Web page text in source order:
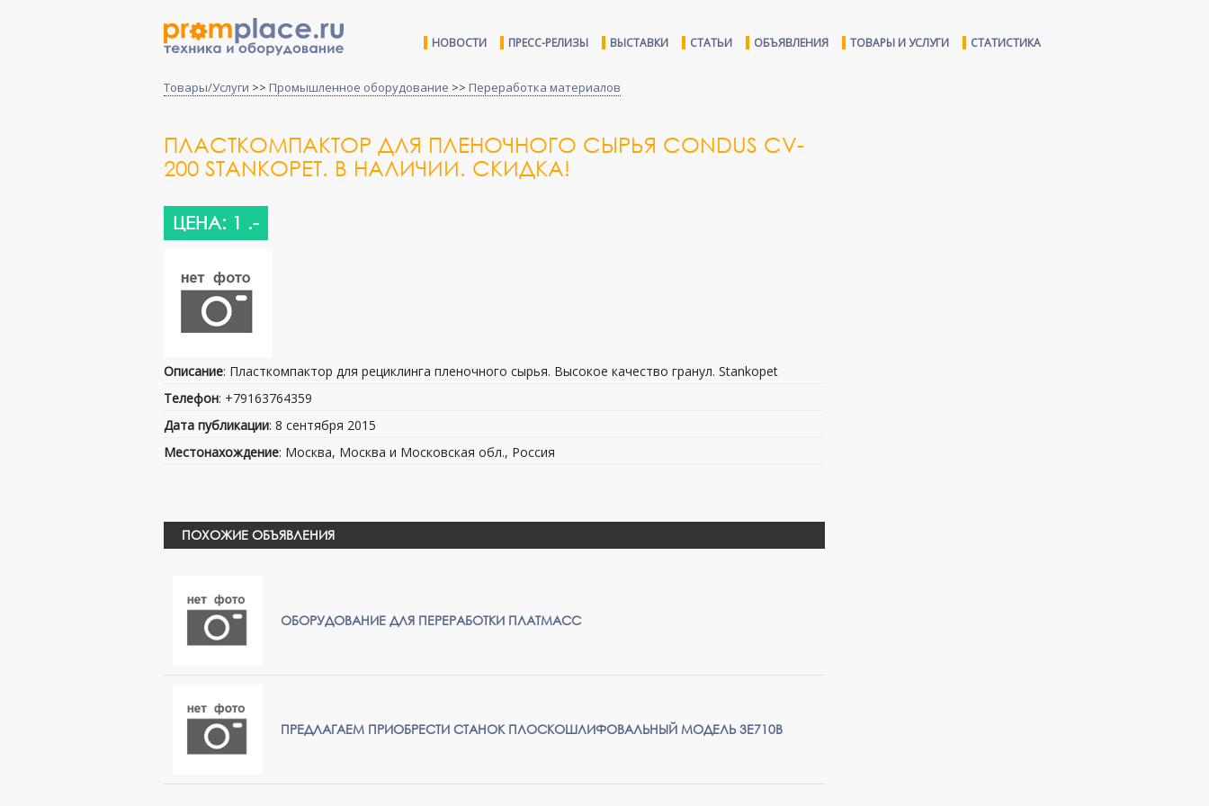
НОВОСТИ ПРЕСС-РЕЛИЗЫ ВЫСТАВКИ СТАТЬИ ОБЪЯВЛЕНИЯ ТОВАРЫ И УСЛУГИ СТАТИСТИКА
Товары/Услуги >> Промышленное оборудование >> Переработка материалов
ПЛАСТКОМПАКТОР ДЛЯ ПЛЕНОЧНОГО СЫРЬЯ CONDUS CV-
200 STANKOPET. В НАЛИЧИИ. СКИДКА!
ЦЕНА: 1 .-
Описание: Пласткомпактор для рециклинга пленочного сырья. Высокое качество гранул. Stankopet
Телефон: +79163764359
Дата публикации: 8 сентября 2015
Местонахождение: Москва, Москва и Московская обл., Россия
ПОХОЖИЕ ОБЪЯВЛЕНИЯ
ОБОРУДОВАНИЕ ДЛЯ ПЕРЕРАБОТКИ ПЛАТМАСС
ПРЕДЛАГАЕМ ПРИОБРЕСТИ СТАНОК ПЛОСКОШЛИФОВАЛЬНЫЙ МОДЕЛЬ 3Е710В